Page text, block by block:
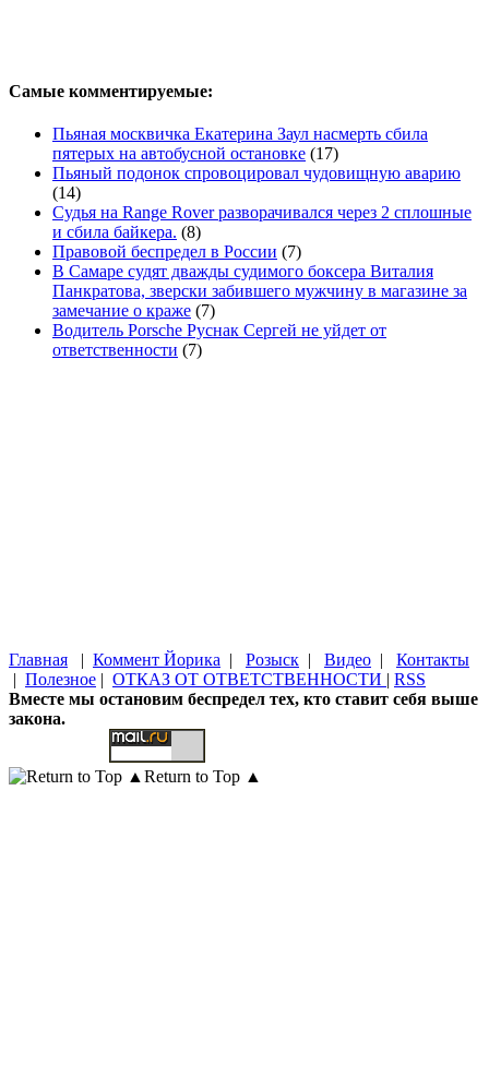
Самые комментируемые:
Пьяная москвичка Екатерина Заул насмерть сбила
пятерых на автобусной остановке (17)
Пьяный подонок спровоцировал чудовищную аварию
(14)
Судья на Range Rover разворачивался через 2 сплошные
и сбила байкера. (8)
Правовой беспредел в России (7)
В Самаре судят дважды судимого боксера Виталия
Панкратова, зверски забившего мужчину в магазине за
замечание о краже (7)
Водитель Porsche Руснак Сергей не уйдет от
ответственности (7)
Главная | Коммент Йорика | Розыск | Видео | Контакты
| Полезное | ОТКАЗ ОТ ОТВЕТСТВЕННОСТИ | RSS
Вместе мы остановим беспредел тех, кто ставит себя выше
закона.
Return to Top ▲